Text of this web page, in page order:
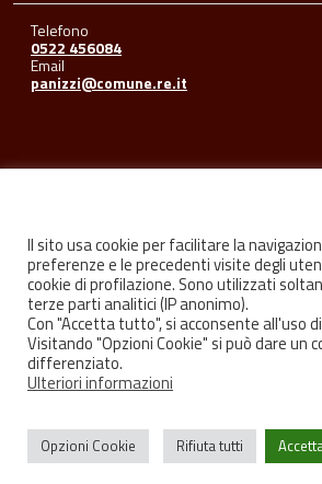
Telefono
0522 456084
Email
panizzi@comune.re.it
FacebookYoutubeInstagram
Privacy Credits
Il sito usa cookie per facilitare la
preferenze e le precedenti visite degli
cookie di profilazione. Sono utilizzati
terze parti analitici (IP anonimo).
Con "Accetta tutto", si acconsente all'uso
Visitando "Opzioni Cookie" si può dare un
differenziato.
Ulteriori informazioni
Opzioni Cookie Rifiuta tutti